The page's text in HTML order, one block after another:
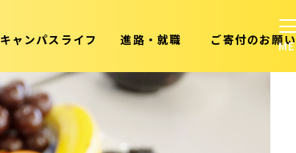
キャンパスライフ 進路・就職 ご寄付のお願い